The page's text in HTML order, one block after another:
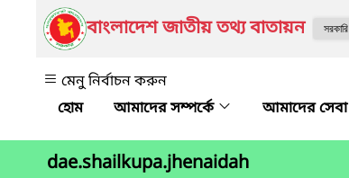
বাংলাদেশ জাতীয় তথ্য বাতায়ন
মেনু নির্বাচন করুন
আমাদের সম্পর্কে
আমাদের সেবা
dae.shailkupa.jhenaidah